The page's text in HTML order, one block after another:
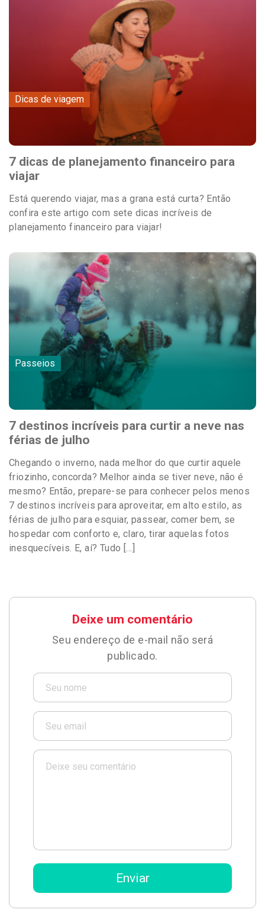
Dicas de viagem
7 dicas de planejamento financeiro para
viajar
Está querendo viajar, mas a grana está curta? Então
confira este artigo com sete dicas incríveis de
planejamento financeiro para viajar!
Passeios
7 destinos incríveis para curtir a neve nas
férias de julho
Chegando o inverno, nada melhor do que curtir aquele
friozinho, concorda? Melhor ainda se tiver neve, não é
mesmo? Então, prepare-se para conhecer pelos menos
7 destinos incríveis para aproveitar, em alto estilo, as
férias de julho para esquiar, passear, comer bem, se
hospedar com conforto e, claro, tirar aquelas fotos
inesquecíveis. E, aí? Tudo […]
Deixe um comentário
Seu endereço de e-mail não será
publicado.